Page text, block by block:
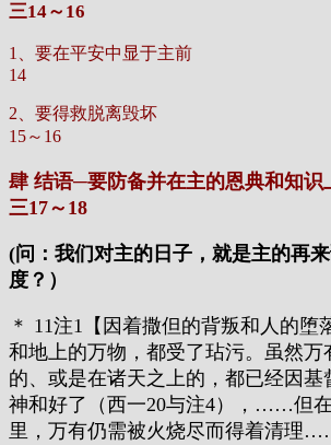
三14～16
1、要在平安中显于主前
14
2、要得救脱离毁坏
15～16
肆 结语─要防备并在主的恩典和知识
三17～18
(问：我们对主的日子，就是主的再
度？）
＊ 11注1【因着撒但的背叛和人的堕
和地上的万物，都受了玷污。虽然万
的、或是在诸天之上的，都已经因基
神和好了（西一20与注4），……但
里，万有仍需被火烧尽而得着清理